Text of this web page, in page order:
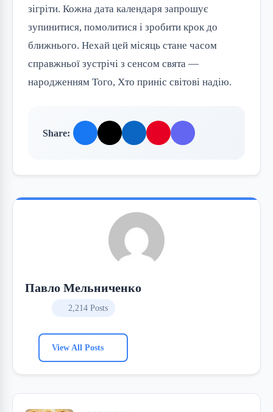
зігріти. Кожна дата календаря запрошує
зупинитися, помолитися і зробити крок до
ближнього. Нехай цей місяць стане часом
справжньої зустрічі з сенсом свята —
народженням Того, Хто приніс світові надію.
Share:
Павло Мельниченко
2,214 Posts
View All Posts